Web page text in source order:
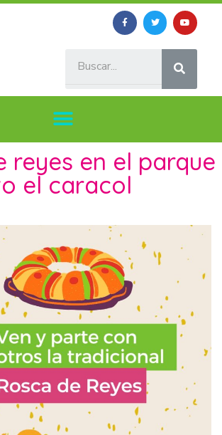
reyes en el parque
el caracol